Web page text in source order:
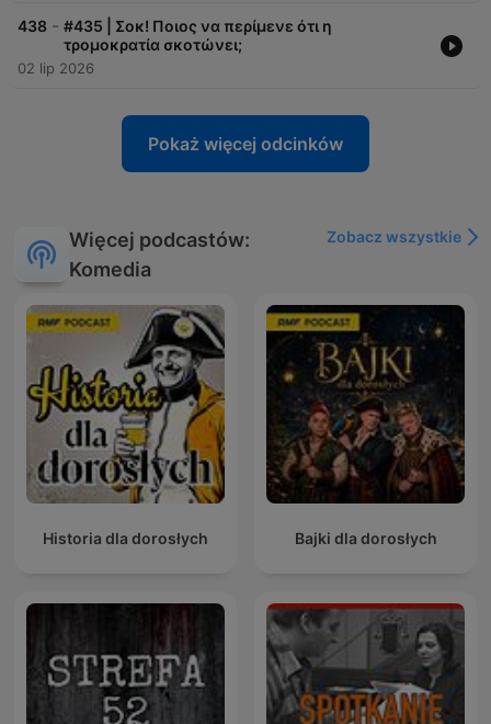
438 - #435 | Σοκ! Ποιος να περίμενε ότι η
τρομοκρατία σκοτώνει;
02 lip 2026
Pokaż więcej odcinków
Więcej podcastów:
Komedia
Zobacz wszystkie
Historia dla dorosłych Bajki dla dorosłych